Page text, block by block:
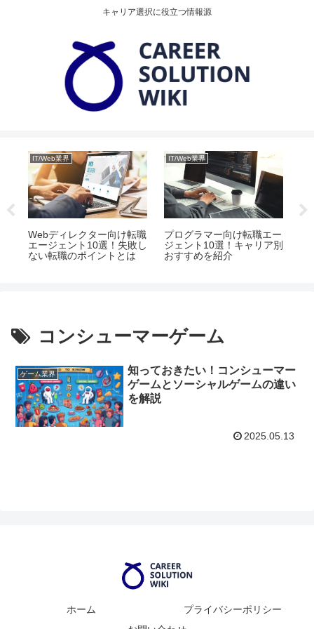
キャリア選択に役立つ情報源
IT/Web業界
Webディレクター向け転職
エージェント10選！失敗し
ない転職のポイントとは
IT/Web業界
プログラマー向け転職エー
ジェント10選！キャリア別
おすすめを紹介
コンシューマーゲーム
ゲーム業界
知っておきたい！コンシューマー
ゲームとソーシャルゲームの違い
を解説
2025.05.13
ホーム
プライバシーポリシー